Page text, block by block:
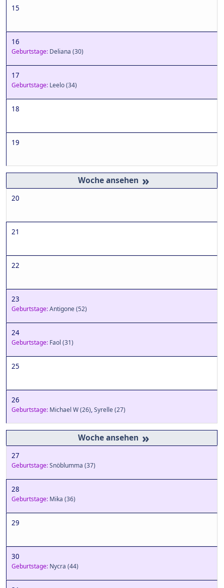
15
16
Geburtstage: Deliana (30)
17
Geburtstage: Leelo(34)
18
19
»
20
21
22
23
Geburtstage:Antigone(52)
24
Geburtstage: Faol (31)
25
26
Geburtstage: Michael W(26),Syrelle(27)
»
27
Geburtstage:Snöblumma (37)
28
Geburtstage: Mika (36)
29
30
Geburtstage: Nycra (44)